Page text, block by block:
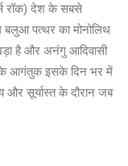
रॉक) देश के सबसे
बलुआ पत्थर का मोनोलिथ
है और अनंगु आदिवासी
के आगंतुक इसके दिन भर में
और सूर्यास्त के दौरान जब